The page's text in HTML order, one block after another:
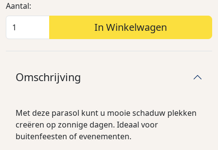
Aantal:
In Winkelwagen
Omschrijving
Met deze parasol kunt u mooie schaduw plekken
creëren op zonnige dagen. Ideaal voor
buitenfeesten of evenementen.